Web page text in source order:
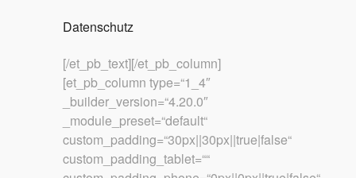
Datenschutz
[/et_pb_text][/et_pb_column]
[et_pb_column type=“1_4″
_builder_version=“4.20.0″
_module_preset=“default“
custom_padding=“30px||30px||true|false“
custom_padding_tablet=““